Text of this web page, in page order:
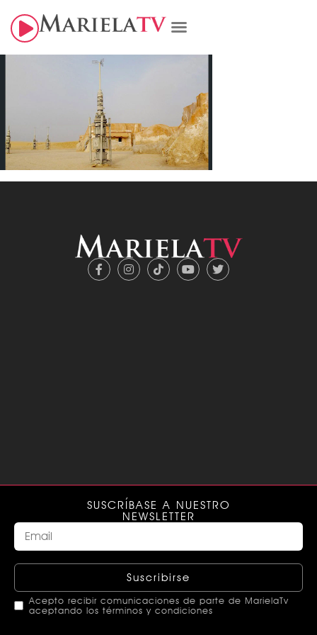
SUSCRÍBASE A NUESTRO
NEWSLETTER
Suscribirse
Acepto recibir comunicaciones de parte de MarielaTv
aceptando los términos y condiciones